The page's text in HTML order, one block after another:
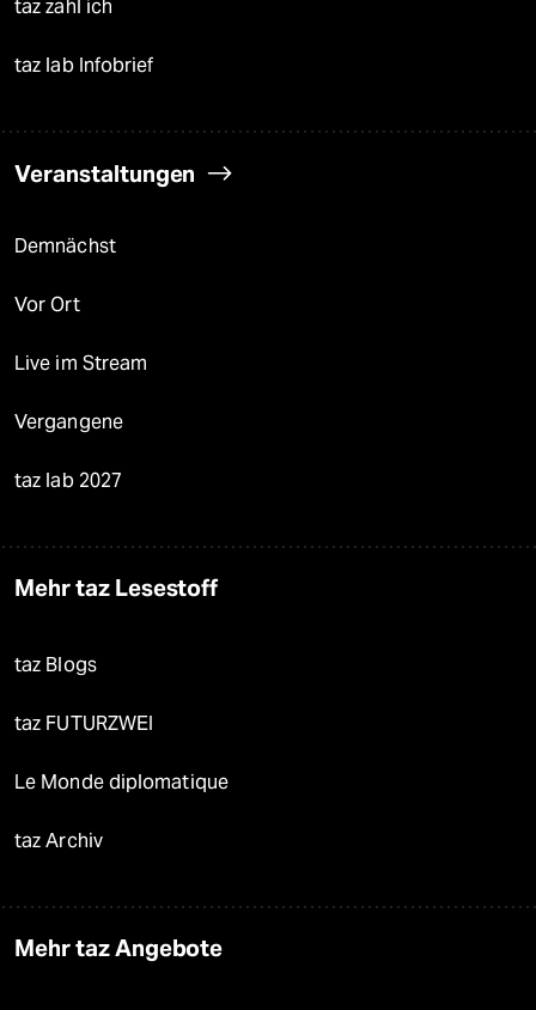
taz zahl ich
taz lab Infobrief
Veranstaltungen
Demnächst
Vor Ort
Live im Stream
Vergangene
taz lab 2027
Mehr taz Lesestoff
taz Blogs
taz FUTURZWEI
Le Monde diplomatique
taz Archiv
Mehr taz Angebote